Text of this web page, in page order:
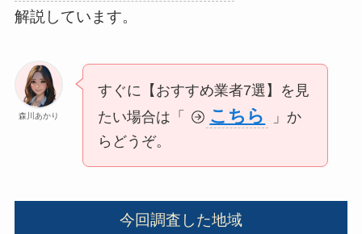
解説しています。
森川あかり
すぐに【おすすめ業者7選】を見
たい場合は「
こちら
」か
らどうぞ。
今回調査した地域